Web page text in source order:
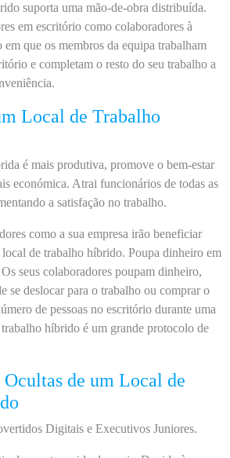
suporta uma mão-de-obra distribuída.
em escritório como colaboradores à
que os membros da equipa trabalham
e completam o resto do seu trabalho a
Local de Trabalho
é mais produtiva, promove o bem-estar
económica. Atrai funcionários de todas as
a satisfação no trabalho.
como a sua empresa irão beneficiar
de trabalho híbrido. Poupa dinheiro em
seus colaboradores poupam dinheiro,
se deslocar para o trabalho ou comprar o
de pessoas no escritório durante uma
híbrido é um grande protocolo de
de um Local de
Digitais e Executivos Juniores.